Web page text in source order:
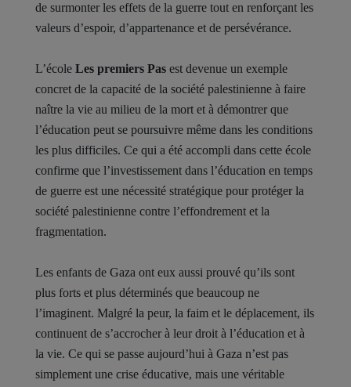
de surmonter les effets de la guerre tout en renforçant les
valeurs d’espoir, d’appartenance et de persévérance.
L’école Les premiers Pas est devenue un exemple
concret de la capacité de la société palestinienne à faire
naître la vie au milieu de la mort et à démontrer que
l’éducation peut se poursuivre même dans les conditions
les plus difficiles. Ce qui a été accompli dans cette école
confirme que l’investissement dans l’éducation en temps
de guerre est une nécessité stratégique pour protéger la
société palestinienne contre l’effondrement et la
fragmentation.
Les enfants de Gaza ont eux aussi prouvé qu’ils sont
plus forts et plus déterminés que beaucoup ne
l’imaginent. Malgré la peur, la faim et le déplacement, ils
continuent de s’accrocher à leur droit à l’éducation et à
la vie. Ce qui se passe aujourd’hui à Gaza n’est pas
simplement une crise éducative, mais une véritable